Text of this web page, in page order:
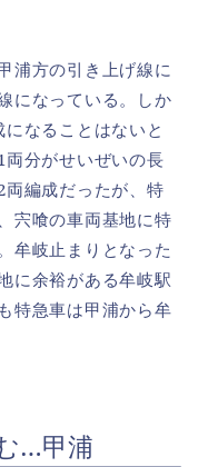
浦方の引き上げ線に
になっている。しか
なることはないと
分がせいぜいの長
編成だったが、特
宍喰の車両基地に特
牟岐止まりとなった
に余裕がある牟岐駅
特急車は甲浦から牟
…甲浦